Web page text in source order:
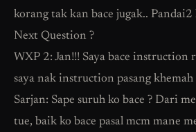
korang tak kan bace jugak.. Pandai2
Next Question ?
WXP 2: Jan!!! Saya bace instruction
saya nak instruction pasang khemah
Sarjan: Sape suruh ko bace ? Dari
tue, baik ko bace pasal mcm mane